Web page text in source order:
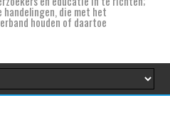
die met het
houden of daartoe